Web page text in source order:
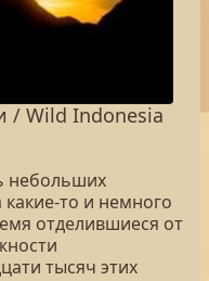
/ Wild Indonesia
небольших
какие-то и немного
отделившиеся от
тысяч этих